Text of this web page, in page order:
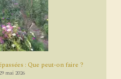
: Que peut-on faire ?
mai 2026